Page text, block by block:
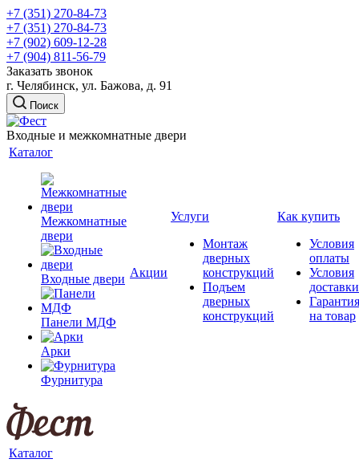
+7 (351) 270-84-73
+7 (351) 270-84-73
+7 (902) 609-12-28
+7 (904) 811-56-79
Заказать звонок
г. Челябинск, ул. Бажова, д. 91
Поиск
Входные и межкомнатные двери
Каталог
Межкомнатные
двери
Входные двери
Панели МДФ
Арки
Фурнитура
Акции
Услуги
Монтаж
дверных
конструкций
Подъем
дверных
конструкций
Как купить
Условия
оплаты
Условия
доставки
Гарантия
на товар
Каталог